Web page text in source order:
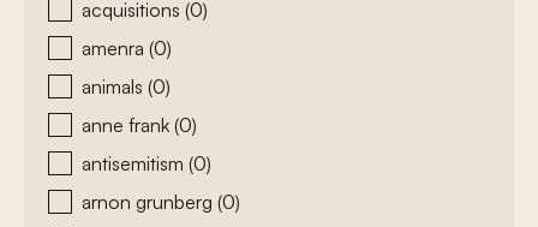
acquisitions (0)
amenra (0)
animals (0)
anne frank (0)
antisemitism (0)
arnon grunberg (0)